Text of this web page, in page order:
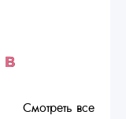
в
Смотреть все